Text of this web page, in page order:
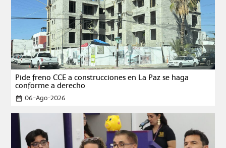
Pide freno CCE a construcciones en La Paz se haga
conforme a derecho
date_range 06-Ago-2026